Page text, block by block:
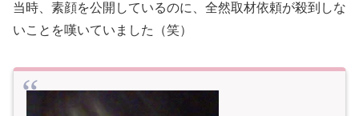
当時、素顔を公開しているのに、全然取材依頼が殺到しな
いことを嘆いていました（笑）